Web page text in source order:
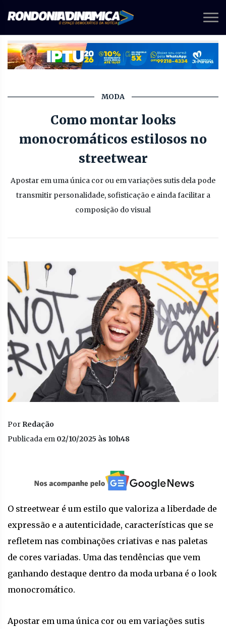
MODA
Como montar looks
monocromáticos estilosos no
streetwear
Apostar em uma única cor ou em variações sutis dela pode
transmitir personalidade, sofisticação e ainda facilitar a
composição do visual
Por Redação
Publicada em 02/10/2025 às 10h48
O streetwear é um estilo que valoriza a liberdade de
expressão e a autenticidade, características que se
refletem nas combinações criativas e nas paletas
de cores variadas. Uma das tendências que vem
ganhando destaque dentro da moda urbana é o look
monocromático.
Apostar em uma única cor ou em variações sutis